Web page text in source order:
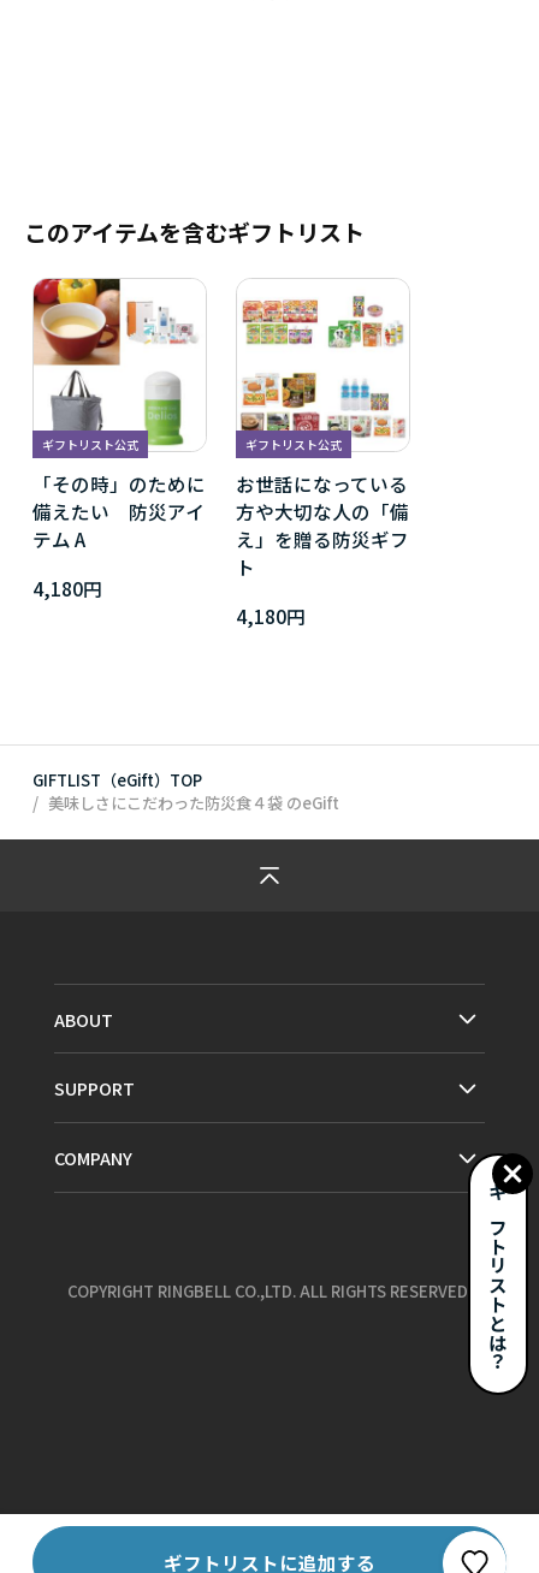
お気に入り
ギフトリストに追加する
このアイテムを含むギフトリスト
ギフトリスト公式
「その時」のために
備えたい 防災アイ
テム A
4,180円
ギフトリスト公式
お世話になっている
方や大切な人の「備
え」を贈る防災ギフ
ト
4,180円
GIFTLIST（eGift）TOP
美味しさにこだわった防災食４袋のeGift
ギフトリストとは？
ABOUT
SUPPORT
COMPANY
COPYRIGHT RINGBELL CO.,LTD. ALL RIGHTS RESERVED.